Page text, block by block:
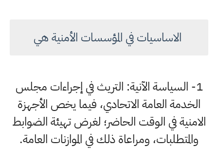
الاساسيات في المؤسسات الأمنية هي
1- السياسة الآنية: التريث في إجراءات مجلس
الخدمة العامة الاتحادي، فيما يخص الأجهزة
الامنية في الوقت الحاضر؛ لغرض تهيئة الضوابط
والمتطلبات، ومراعاة ذلك في الموازنات العامة.